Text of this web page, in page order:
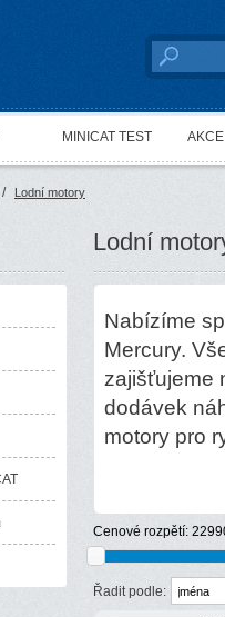
MINICAT TEST
/ Lodní motory
Lodní
Nabízíme
Mercury.
zajišťujeme
dodávek
motory pro
Cenové rozpětí:
Řadit podle: